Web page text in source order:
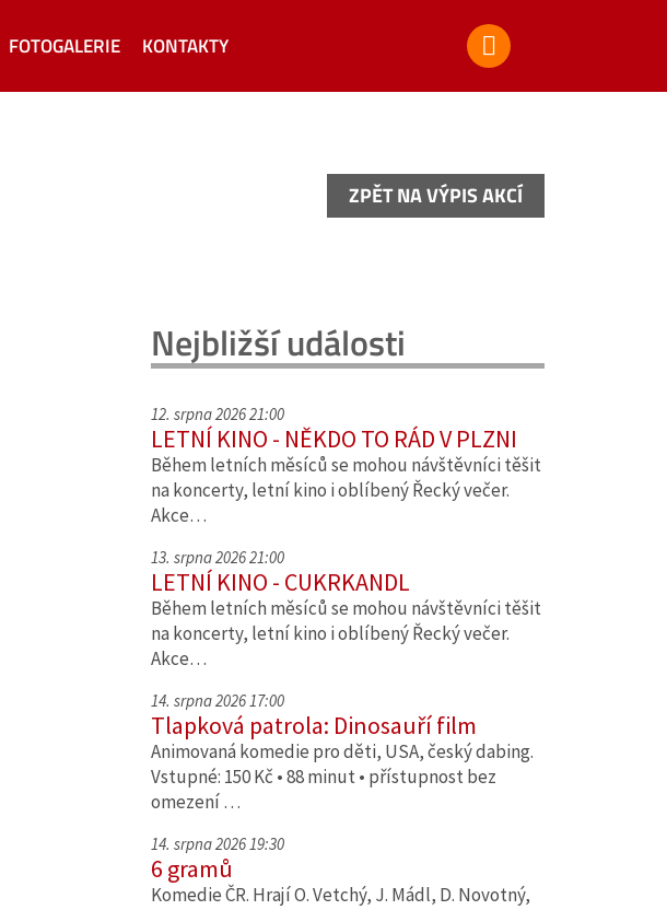
FOTOGALERIE KONTAKTY
ZPĚT NA VÝPIS AKCÍ
ZPĚT NA VÝPIS AKCÍ
Nejbližší události
12. srpna 2026 21:00
LETNÍ KINO - NĚKDO TO RÁD V PLZNI
Během letních měsíců se mohou návštěvníci těšit
na koncerty, letní kino i oblíbený Řecký večer.
Akce…
13. srpna 2026 21:00
LETNÍ KINO - CUKRKANDL
Během letních měsíců se mohou návštěvníci těšit
na koncerty, letní kino i oblíbený Řecký večer.
Akce…
14. srpna 2026 17:00
Tlapková patrola: Dinosauří film
Animovaná komedie pro děti, USA, český dabing.
Vstupné: 150 Kč • 88 minut • přístupnost bez
omezení …
14. srpna 2026 19:30
6 gramů
Komedie ČR. Hrají O. Vetchý, J. Mádl, D. Novotný,